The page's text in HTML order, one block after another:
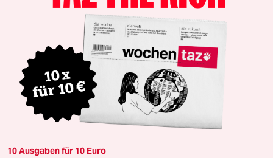
10 Ausgaben für 10 Euro